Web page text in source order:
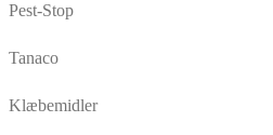
Pest-Stop
Tanaco
Klæbemidler